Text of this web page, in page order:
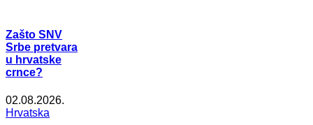
Zašto SNV
Srbe pretvara
u hrvatske
crnce?
02.08.2026.
Hrvatska